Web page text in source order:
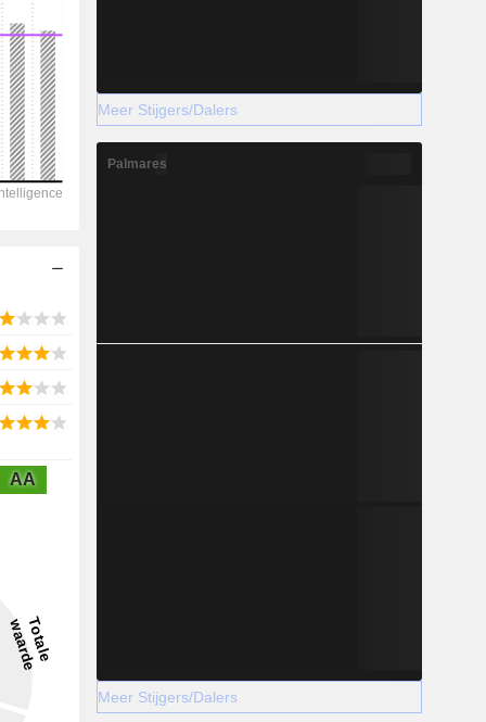
2028
-16.994
2028
AA
Meer Stijgers/Dalers
Palmares
Meer Stijgers/Dalers